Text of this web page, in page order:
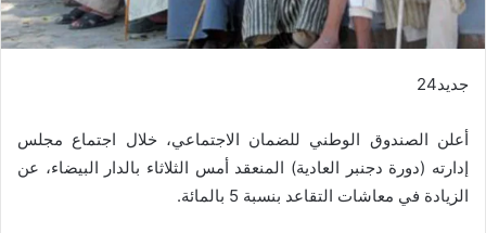
جديد24
أعلن الصندوق الوطني للضمان الاجتماعي، خلال اجتماع مجلس
إدارته (دورة دجنبر العادية) المنعقد أمس الثلاثاء بالدار البيضاء، عن
الزيادة في معاشات التقاعد بنسبة 5 بالمائة.